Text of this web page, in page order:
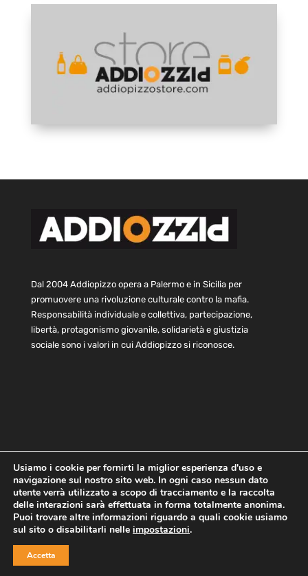
Dal 2004 Addiopizzo opera a Palermo e in Sicilia per
promuovere una rivoluzione culturale contro la mafia.
Responsabilità individuale e collettiva, partecipazione,
libertà, protagonismo giovanile, solidarietà e giustizia
sociale sono i valori in cui Addiopizzo si riconosce.
Home Statuto e bilancio
Contatti
Privacy
Cookie Child Protection Policy
Copyright © 2021 AddioPizzo | Tutti i diritti riservati | Sede
Usiamo i cookie per fornirti la miglior esperienza d'uso e
navigazione sul nostro sito web. In ogni caso nessun dato
utente verrà utilizzato a scopo di tracciamento e la raccolta
delle interazioni sarà effettuata in forma totalmente anonima.
Puoi trovare altre informazioni riguardo a quali cookie usiamo
sul sito o disabilitarli nelle impostazioni.
Accetta